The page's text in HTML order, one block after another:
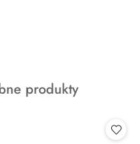
produkty